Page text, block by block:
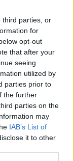
third parties, or
for
opt-out
that after your
seeing
utilized by
parties prior to
the further
parties on the
may
IAB’s List of
it to other
της
Μονάδας